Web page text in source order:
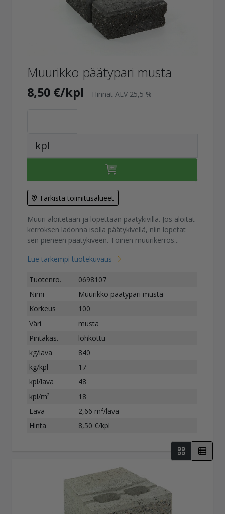
Muurikko päätypari musta
8,50 €/kpl Hinnat ALV 25,5 %
kpl
Tarkista toimitusalueet
Muuri aloitetaan ja lopettaan päätykivillä. Jos aloitat
kerroksen ladonna isolla päätykivellä, niin lopetat
sen pieneen päätykiveen. Toinen muurikerros...
Lue tarkempi tuotekuvaus
Tuotenro.
0698107
Nimi
Muurikko päätypari musta
Korkeus
100
Väri
musta
Pintakäs.
lohkottu
kg/lava
840
kg/kpl
17
kpl/lava
48
kpl/m²
18
Lava
2,66 m²/lava
Hinta
8,50 €/kpl